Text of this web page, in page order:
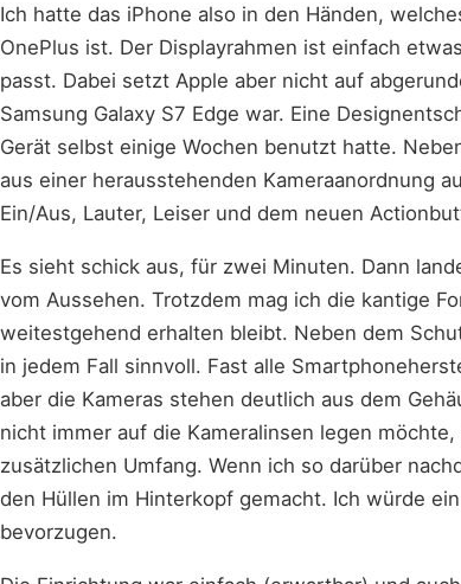
Ich hatte das iPhone also in den Händen,
OnePlus ist. Der Displayrahmen ist einfach
passt. Dabei setzt Apple aber nicht auf
Samsung Galaxy S7 Edge war. Eine
Gerät selbst einige Wochen benutzt hatte.
aus einer herausstehenden Kameraanordnung
Ein/Aus, Lauter, Leiser und dem neuen
Es sieht schick aus, für zwei Minuten. Dann
vom Aussehen. Trotzdem mag ich die kantige
weitestgehend erhalten bleibt. Neben dem
in jedem Fall sinnvoll. Fast alle
aber die Kameras stehen deutlich aus dem
nicht immer auf die Kameralinsen legen
zusätzlichen Umfang. Wenn ich so darüber
den Hüllen im Hinterkopf gemacht. Ich würde
bevorzugen.